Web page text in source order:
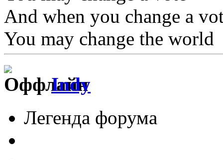
And when you change a
You may change the world
Indy
Легенда форума